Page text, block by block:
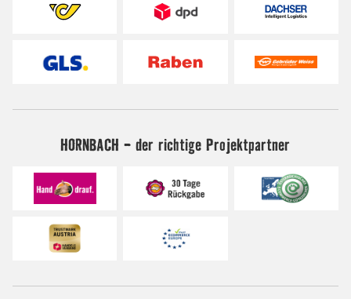
HORNBACH - der richtige Projektpartner